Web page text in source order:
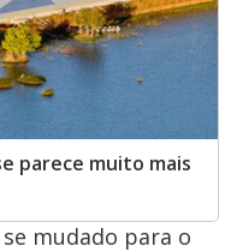
parece muito mais
mudado para o